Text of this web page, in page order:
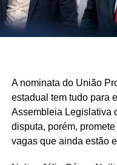
A nominata do União
estadual tem tudo para
Assembleia Legislativa
disputa, porém,
vagas que ainda estão